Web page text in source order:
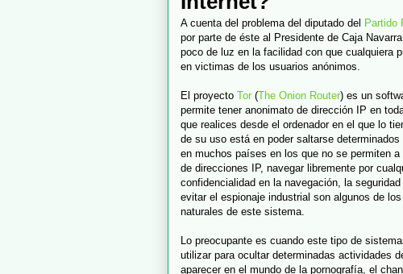
A cuenta del problema del diputado del Partido
por parte de éste al Presidente de Caja
poco de luz en la facilidad con que cualquiera
en victimas de los usuarios anónimos.
El proyecto Tor (The Onion Router) es un
permite tener anonimato de dirección IP en
que realices desde el ordenador en el que lo
de su uso está en poder saltarse
en muchos países en los que no se permiten a
de direcciones IP, navegar libremente por
confidencialidad en la navegación, la
evitar el espionaje industrial son algunos de
naturales de este sistema.
Lo preocupante es cuando este tipo de
utilizar para ocultar determinadas actividades
aparecer en el mundo de la pornografía, el